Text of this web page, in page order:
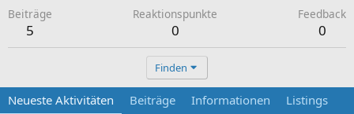
Beiträge
5
Reaktionspunkte
0
Feedback
0
Finden
Neueste Aktivitäten Beiträge Informationen Listings